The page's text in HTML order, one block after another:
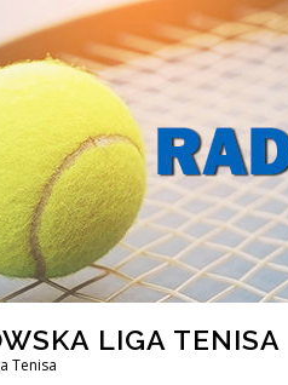
LIGA TENISA
Tenisa